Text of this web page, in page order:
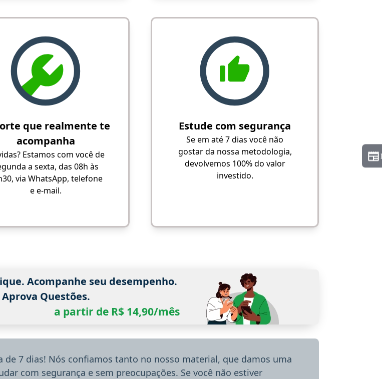
que realmente te
acompanha
Estamos com você de
a sexta, das 08h às
via WhatsApp, telefone
e e-mail.
Estude com segurança
Se em até 7 dias você não
gostar da nossa metodologia,
devolvemos 100% do valor
investido.
Acompanhe seu desempenho.
Questões.
a partir de R$ 14,90/mês
de 7 dias! Nós confiamos tanto no nosso material, que damos uma
com segurança e sem preocupações. Se você não estiver